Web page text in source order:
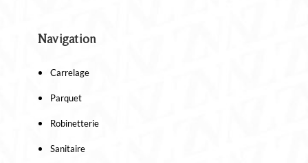
Navigation
Carrelage
Parquet
Robinetterie
Sanitaire